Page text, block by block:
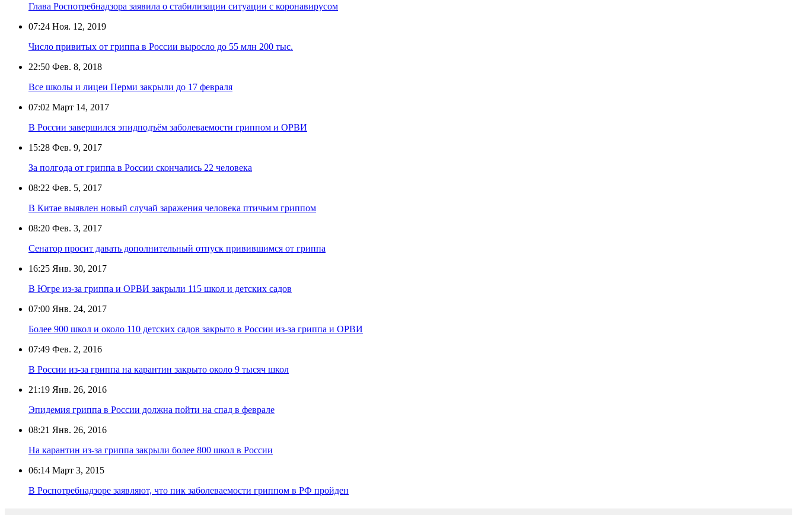
Глава Роспотребнадзора заявила о стабилизации ситуации с коронавирусом
07:24 Ноя. 12, 2019
Число привитых от гриппа в России выросло до 55 млн 200 тыс.
22:50 Фев. 8, 2018
Все школы и лицеи Перми закрыли до 17 февраля
07:02 Март 14, 2017
В России завершился эпидподъём заболеваемости гриппом и ОРВИ
15:28 Фев. 9, 2017
За полгода от гриппа в России скончались 22 человека
08:22 Фев. 5, 2017
В Китае выявлен новый случай заражения человека птичьим гриппом
08:20 Фев. 3, 2017
Сенатор просит давать дополнительный отпуск привившимся от гриппа
16:25 Янв. 30, 2017
В Югре из-за гриппа и ОРВИ закрыли 115 школ и детских садов
07:00 Янв. 24, 2017
Более 900 школ и около 110 детских садов закрыто в России из-за гриппа и ОРВИ
07:49 Фев. 2, 2016
В России из-за гриппа на карантин закрыто около 9 тысяч школ
21:19 Янв. 26, 2016
Эпидемия гриппа в России должна пойти на спад в феврале
08:21 Янв. 26, 2016
На карантин из-за гриппа закрыли более 800 школ в России
06:14 Март 3, 2015
В Роспотребнадзоре заявляют, что пик заболеваемости гриппом в РФ пройден